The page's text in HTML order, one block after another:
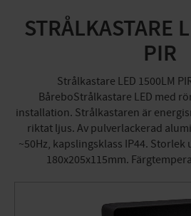
STRÅLKASTARE
PIR
Strålkastare LED 1500LM
BåreboStrålkastare LED med
installation. Strålkastaren är
riktat ljus. Av pulverlackerad
~50Hz, kapslingsklass IP44. Storlek
180x205x115mm.